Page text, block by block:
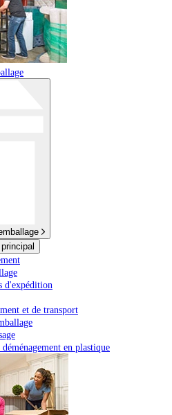
d'expédition
et de transport
en plastique